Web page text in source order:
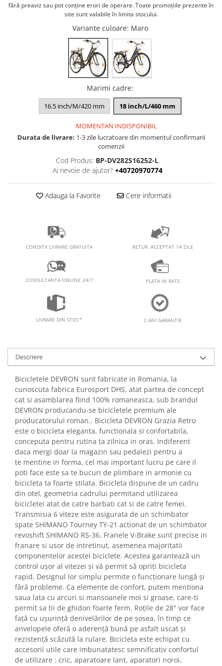
RECUPERARE SI INGRIJIRE
SEPCI /CACIULI / BANDANE
fără preaviz sau pot conţine erori de operare. Toate promoţiile prezente în
site sunt valabile în limita stocului.
Variante culoare: Maro
Marimi cadre:
16.5 inch/M/420 mm 18 inch/L/460 mm
MOMENTAN INDISPONIBIL
Durata de livrare: 1-3 zile lucratoare din momentul confirmarii
comenzii
Cod Produs: BP-DV282S16252-L
Ai nevoie de ajutor? +40720970774
Adauga la Favorite Cere informatii
CONDITII LIVRARE GRATUITA RETUR ACCEPTAT 14 ZILE
CONSULTANTA ONLINE 24/7 PLATA IN RATE
LIVRARE DIN STOC* 2 ANI GARANTIE
Descriere
Bicicletele DEVRON sunt fabricate in Romania, la
cunoscuta fabrica Eurosport DHS, atat partea de concept
cat si asamblarea fiind 100% romaneasca, sub brandul
DEVRON producandu-se bicicletele premium ale
producatorului roman.. Bicicleta DEVRON Grazia Retro
este o bicicleta eleganta, functionala si confortabila,
conceputa pentru rutina ta zilnica in oras. Indiferent
daca mergi doar la magazin sau pedalezi pentru a
te mentine in forma, cel mai important lucru pe care il
poti face este sa te bucuri de plimbare in armonie cu
bicicleta ta foarte stilata. Bicicleta dispune de un cadru
din otel, geometria cadrului permitand utilizarea
bicicletei atat de catre barbati cat si de catre femei.
Transmisia 6 viteze este asigurata de un schimbator
spate SHIMANO Tourney TY-21 actionat de un schimbator
revoshift SHIMANO RS-36. Franele V-Brake sunt precise in
franare si usor de intretinut, asemenea majoritatii
componentelor acestei biciclete. Acestea garantează un
control ușor al vitezei și vă permit să opriți bicicleta
rapid. Designul lor simplu permite o funcționare lungă și
fără probleme. Ca elemente de confort, putem mentiona
saua lata cu arcuri si mansoanele moi si groase, care-ti
permit sa tii de ghidon foarte ferm. Roțile de 28" vor face
față cu ușurință denivelărilor de pe șosea, în timp ce
anvelopele oferă o aderență bună pe asfalt uscat și
rezistență scăzută la rulare. Bicicleta este echipat cu
accesorii utile care imbunatatesc semnificativ confortul
de utilizare : cric, aparatoare lant, aparatori noroi,